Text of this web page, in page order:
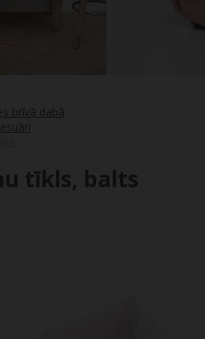
brīvā dabā
tīkls, balts